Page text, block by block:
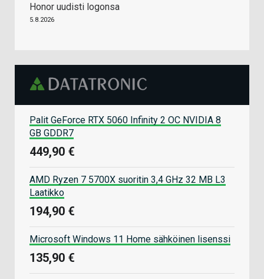
Honor uudisti logonsa
5.8.2026
Palit GeForce RTX 5060 Infinity 2 OC NVIDIA 8
GB GDDR7
449,90 €
AMD Ryzen 7 5700X suoritin 3,4 GHz 32 MB L3
Laatikko
194,90 €
Microsoft Windows 11 Home sähköinen lisenssi
135,90 €